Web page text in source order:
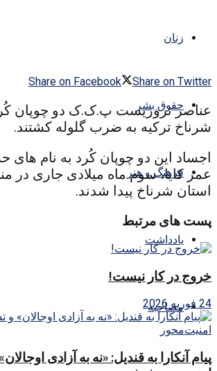
زنان
حقوق بشر
فرهنگ و هنر
یادداشت
مصاحبه
Share on Facebook Share on Twitter
عناصر تروریست پ.ک.ک دو چوپان
شرناخ ترکیه به ضرب گلوله کشتند.
اجساد این دو چوپان کُرد به نام های
عمر کایا، سوم ماه میلادی جاری در
استان شرناخ پیدا شدند.
پست های مرتبط
خروج در کار نیست!
24 فوریه 2026
پیام آنکارا به قندیل: «نه به آزادی